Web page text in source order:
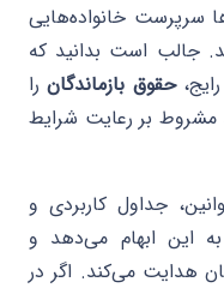
سرپرست خانواده‌هایی
جالب است بدانید که
حقوق بازماندگانرا
مشروط بر رعایت شرایط
جداول کاربردی و
این ابهام می‌دهد و
هدایت می‌کند. اگر در